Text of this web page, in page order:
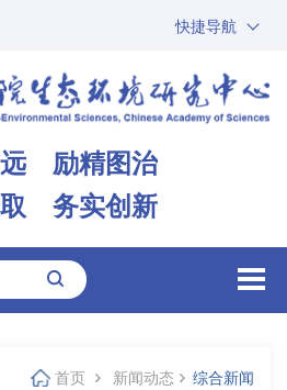
快捷导航
ARP
邮箱
励精图治
务实创新
首页 新闻动态 综合新闻